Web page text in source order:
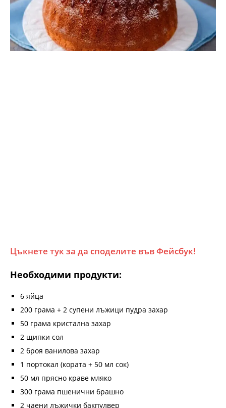
Цъкнете тук за да споделите във Фейсбук!
Необходими продукти:
6 яйца
200 грама + 2 супени лъжици пудра захар
50 грама кристална захар
2 щипки сол
2 броя ванилова захар
1 портокал (кората + 50 мл сок)
50 мл прясно краве мляко
300 грама пшенични брашно
2 чаени лъжички бакпулвер